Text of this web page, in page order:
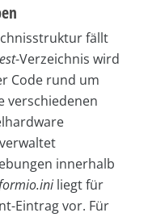
fällt
-Verzeichnis wird
Code rund um
verschiedenen
innerhalb
liegt für
Eintrag vor. Für